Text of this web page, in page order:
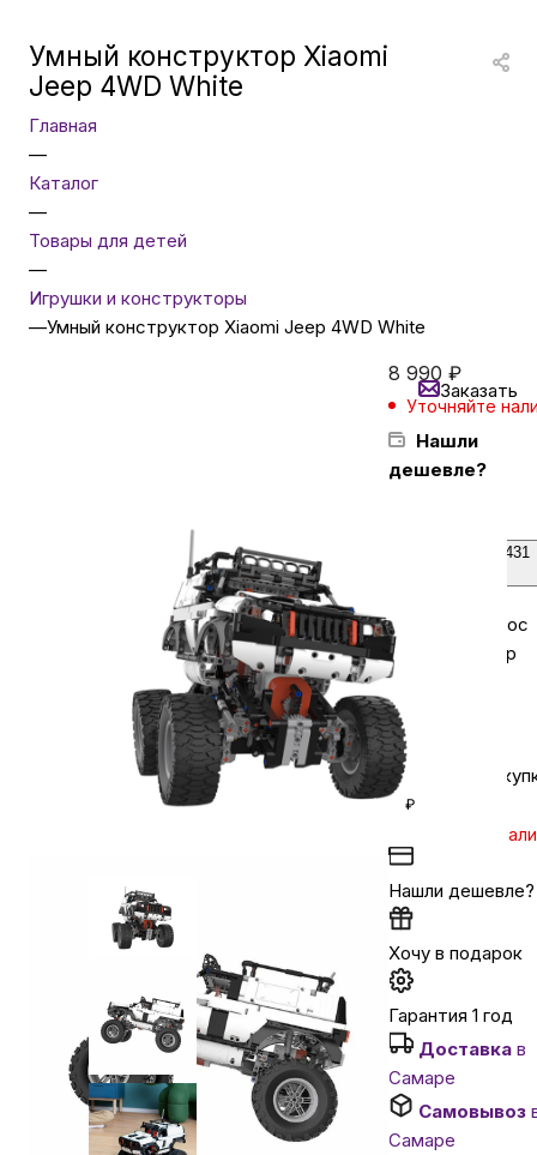
Умные кольца
Товары для детей
ТВ и проекторы
Красота и здоровье
Сумки и чемоданы
Для дома и дачи
Для домашних питомцев
Умный дом и безопасность
Автомобильные аксессуары
Сервисный центр Apple в Самаре
Умный конструктор Xiaomi
Jeep 4WD White
Главная
—
Каталог
—
Товары для детей
—
Игрушки и конструкторы
—Умный конструктор Xiaomi Jeep 4WD White
8 990 ₽
Уточняйте
Нашли
дешевле?
Заказать
Кредит от 431
Задайте вопрос
в мессенджер
Кешбэк за
₽
Уточняйте
Нашли дешевле?
Хочу в подарок
Гарантия 1 год
Доставка в
Самаре
Самовывоз
Самаре